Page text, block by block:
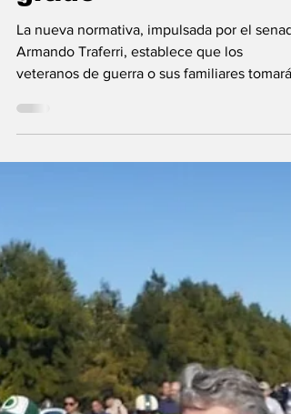
grado
La nueva normativa, impulsada por el
Armando Traferri, establece que los
veteranos de guerra o sus familiares